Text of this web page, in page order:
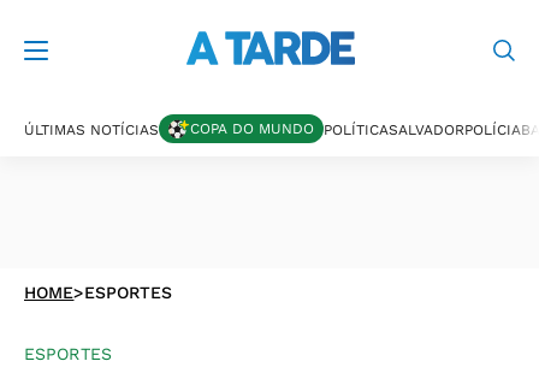
ÚLTIMAS NOTÍCIAS COPA DO MUNDO POLÍTICASALVADORPOLÍCIA
HOME>ESPORTES
ESPORTES